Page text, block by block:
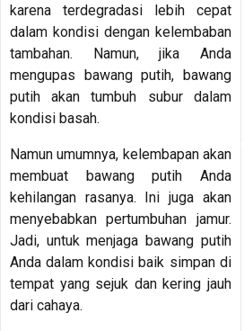
karena terdegradasi lebih cepat
dalam kondisi dengan kelembaban
tambahan. Namun, jika Anda
mengupas bawang putih, bawang
putih akan tumbuh subur dalam
kondisi basah.
Namun umumnya, kelembapan akan
membuat bawang putih Anda
kehilangan rasanya. Ini juga akan
menyebabkan pertumbuhan jamur.
Jadi, untuk menjaga bawang putih
Anda dalam kondisi baik simpan di
tempat yang sejuk dan kering jauh
dari cahaya.